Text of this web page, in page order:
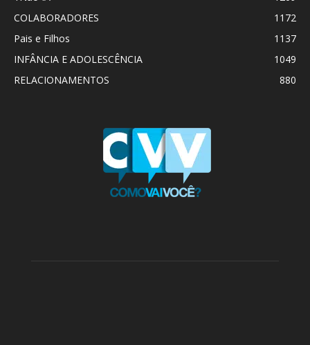
COLABORADORES
1172
Pais e Filhos
1137
INFÂNCIA E ADOLESCÊNCIA
1049
RELACIONAMENTOS
880